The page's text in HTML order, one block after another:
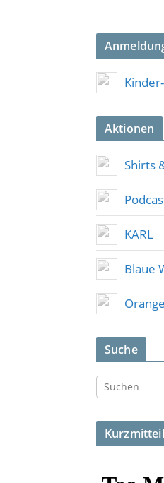
Aktionen
Shirts
KARL
Blaue
Suche